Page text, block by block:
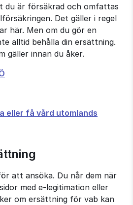
du är försäkrad och omfattas
Det gäller i regel
här. Men om du gör en
alltid behålla din ersättning.
gäller innan du åker.
eller få vård utomlands
att ansöka. Du når dem när
med e-legitimation eller
om ersättning för vab kan